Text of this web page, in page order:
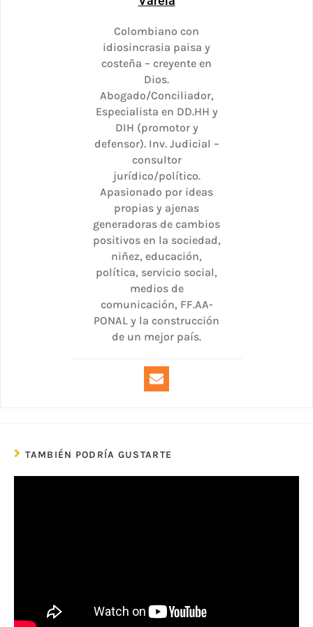
Colombiano con
idiosincrasia paisa y
costeña – creyente en
Dios.
Abogado/Conciliador,
Especialista en DD.HH y
DIH (promotor y
defensor). Inv. Judicial –
consultor
jurídico/político.
Apasionado por ideas
propias y ajenas
generadoras de cambios
positivos en la sociedad,
niñez, educación,
política, servicio social,
medios de
comunicación, FF.AA-
PONAL y la construcción
de un mejor país.
TAMBIÉN PODRÍA GUSTARTE